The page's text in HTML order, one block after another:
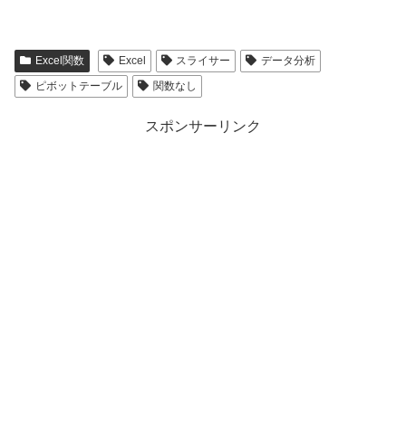
Excel関数 Excel スライサー
データ分析
ピボットテーブル
関数なし
スポンサーリンク